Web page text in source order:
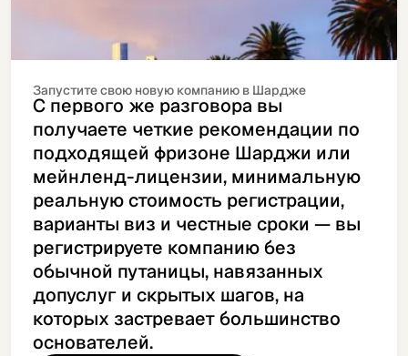
Запустите свою новую компанию в Шардже
С первого же разговора вы
получаете четкие рекомендации по
подходящей фризоне Шарджи или
мейнленд-лицензии, минимальную
реальную стоимость регистрации,
варианты виз и честные сроки — вы
регистрируете компанию без
обычной путаницы, навязанных
допуслуг и скрытых шагов, на
которых застревает большинство
основателей.